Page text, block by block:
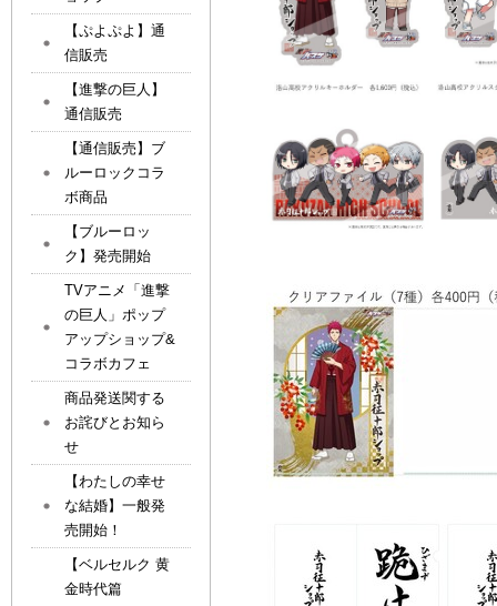
【ぷよぷよ】通
信販売
【進撃の巨人】
通信販売
【通信販売】ブ
ルーロックコラ
ボ商品
【ブルーロッ
ク】発売開始
TVアニメ「進撃
の巨人」ポップ
アップショップ&
コラボカフェ
商品発送関する
お詫びとお知ら
せ
【わたしの幸せ
な結婚】一般発
売開始！
【ベルセルク 黄
金時代篇